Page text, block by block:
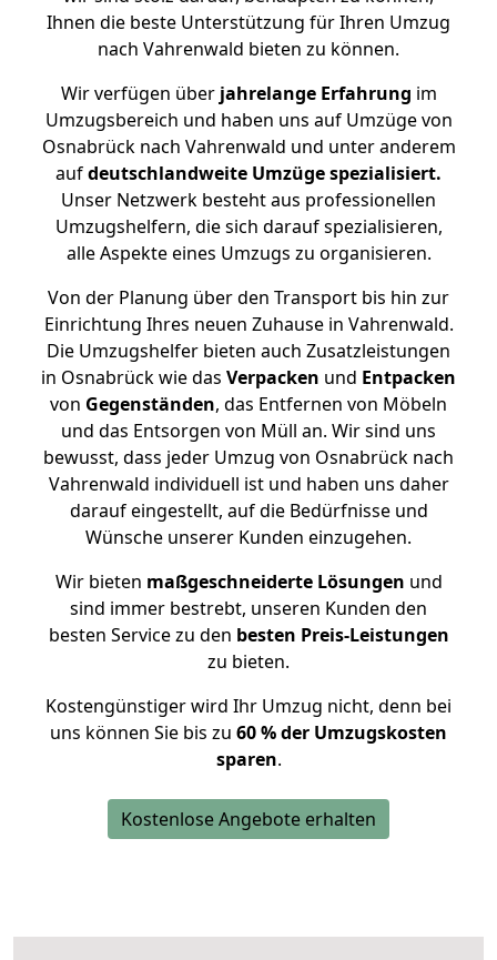
Ihnen die beste Unterstützung für Ihren Umzug
nach Vahrenwald bieten zu können.
Wir verfügen überjahrelange Erfahrung im
Umzugsbereich und haben uns auf Umzüge von
Osnabrück nach Vahrenwald und unter anderem
aufdeutschlandweite Umzüge spezialisiert.
Unser Netzwerk besteht aus professionellen
Umzugshelfern, die sich darauf spezialisieren,
alle Aspekte eines Umzugs zu organisieren.
Von der Planung über den Transport bis hin zur
Einrichtung Ihres neuen Zuhause in Vahrenwald.
Die Umzugshelfer bieten auch Zusatzleistungen
in Osnabrück wie das Verpacken und Entpacken
von Gegenständen, das Entfernen von Möbeln
und das Entsorgen von Müll an. Wir sind uns
bewusst, dass jeder Umzug von Osnabrück nach
Vahrenwald individuell ist und haben uns daher
darauf eingestellt, auf die Bedürfnisse und
Wünsche unserer Kunden einzugehen.
Wir bieten maßgeschneiderte Lösungen und
sind immer bestrebt, unseren Kunden den
besten Service zu den besten Preis-Leistungen
zu bieten.
Kostengünstiger wird Ihr Umzug nicht, denn bei
uns können Sie bis zu 60 % der Umzugskosten
sparen.
Kostenlose Angebote erhalten